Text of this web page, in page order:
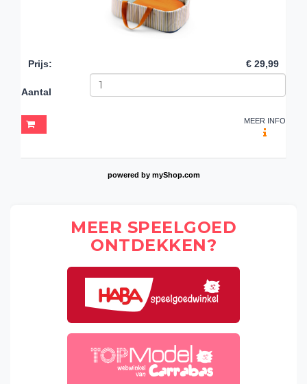
Prijs: € 29,99
Aantal
MEER INFO
powered by myShop.com
MEER SPEELGOED
ONTDEKKEN?